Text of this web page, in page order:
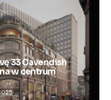
33 Cavendish
w centrum